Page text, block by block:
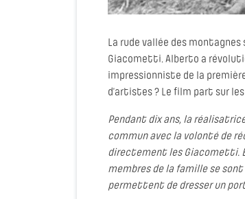
La rude vallée des
Giacometti. Alberto a
impressionniste de la
d’artistes ? Le film part sur
Pendant dix ans, la
commun avec la volonté de
directement les Giacometti.
membres de la famille se
permettent de dresser un